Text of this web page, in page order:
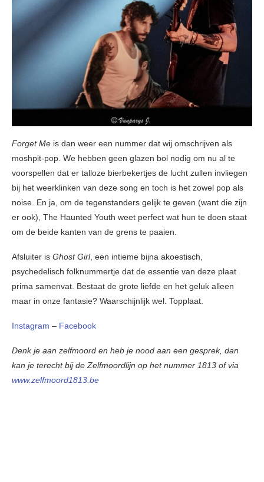
Forget Me is dan weer een nummer dat wij omschrijven als
moshpit-pop. We hebben geen glazen bol nodig om nu al te
voorspellen dat er talloze bierbekertjes de lucht zullen invliegen
bij het weerklinken van deze song en toch is het zowel pop als
noise. En ja, om de tegenstanders gelijk te geven (want die zijn
er ook), The Haunted Youth weet perfect wat hun te doen staat
om de beide kanten van de grens te paaien.
Afsluiter is Ghost Girl, een intieme bijna akoestisch,
psychedelisch folknummertje dat de essentie van deze plaat
prima samenvat. Bestaat de grote liefde en het geluk alleen
maar in onze fantasie? Waarschijnlijk wel. Topplaat.
Instagram – Facebook
Denk je aan zelfmoord en heb je nood aan een gesprek, dan
kan je terecht bij de Zelfmoordlijn op het nummer 1813 of via
www.zelfmoord1813.be